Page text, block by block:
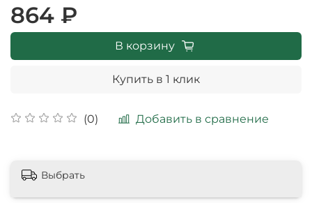
(0) Добавить в сравнение
864 ₽
В корзину
Купить в 1 клик
Выбрать